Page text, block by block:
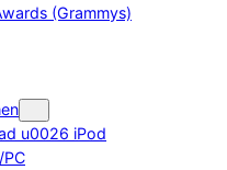
(Grammys)
u0026 iPod